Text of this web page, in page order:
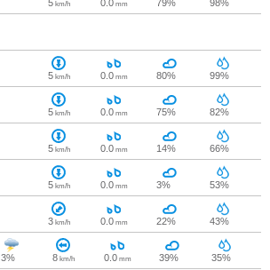
5 km/h 0.0 mm 79% 98%
5 km/h 0.0 mm 80% 99%
5 km/h 0.0 mm 75% 82%
5 km/h 0.0 mm 14% 66%
5 km/h 0.0 mm 3% 53%
3 km/h 0.0 mm 22% 43%
3% 8 km/h 0.0 mm 39% 35%